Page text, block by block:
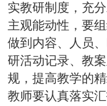
实教研制度，充
主观能动性，要
做到内容、人员
研活动记录、教
规，提高教学的
教师要认真落实